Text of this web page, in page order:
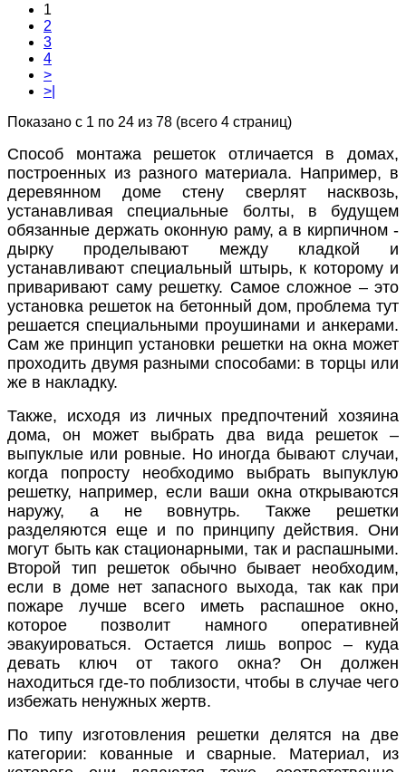
1
2
3
4
>
>|
Показано с 1 по 24 из 78 (всего 4 страниц)
Способ монтажа решеток отличается в домах,
построенных из разного материала. Например, в
деревянном доме стену сверлят насквозь,
устанавливая специальные болты, в будущем
обязанные держать оконную раму, а в кирпичном -
дырку проделывают между кладкой и
устанавливают специальный штырь, к которому и
приваривают саму решетку. Самое сложное – это
установка решеток на бетонный дом, проблема тут
решается специальными проушинами и анкерами.
Сам же принцип установки решетки на окна может
проходить двумя разными способами: в торцы или
же в накладку.
Также, исходя из личных предпочтений хозяина
дома, он может выбрать два вида решеток –
выпуклые или ровные. Но иногда бывают случаи,
когда попросту необходимо выбрать выпуклую
решетку, например, если ваши окна открываются
наружу, а не вовнутрь. Также решетки
разделяются еще и по принципу действия. Они
могут быть как стационарными, так и распашными.
Второй тип решеток обычно бывает необходим,
если в доме нет запасного выхода, так как при
пожаре лучше всего иметь распашное окно,
которое позволит намного оперативней
эвакуироваться. Остается лишь вопрос – куда
девать ключ от такого окна? Он должен
находиться где-то поблизости, чтобы в случае чего
избежать ненужных жертв.
По типу изготовления решетки делятся на две
категории: кованные и сварные. Материал, из